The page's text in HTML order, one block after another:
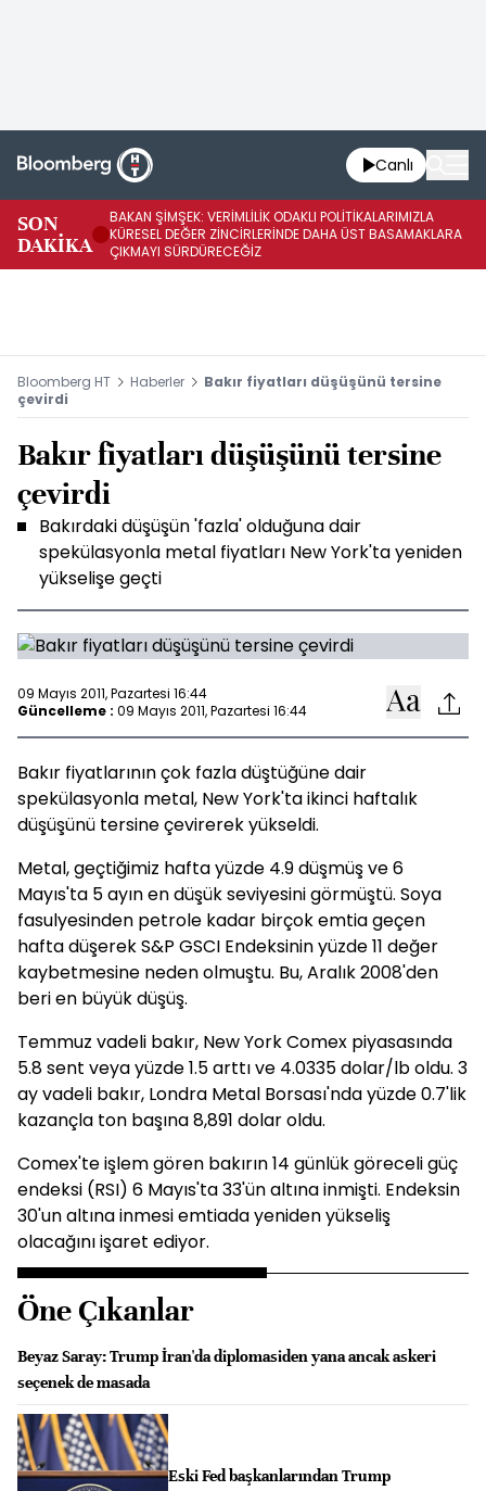
Canlı
SON
DAKİKA
BAKAN ŞİMŞEK: VERİMLİLİK ODAKLI POLİTİKALARIMIZLA
KÜRESEL DEĞER ZİNCİRLERİNDE DAHA ÜST BASAMAKLARA
ÇIKMAYI SÜRDÜRECEĞİZ
Bloomberg HT Haberler
Bakır fiyatları düşüşünü tersine
çevirdi
Bakır fiyatları düşüşünü tersine
çevirdi
Bakırdaki düşüşün 'fazla' olduğuna dair
spekülasyonla metal fiyatları New York'ta yeniden
yükselişe geçti
09 Mayıs 2011, Pazartesi 16:44
Güncelleme : 09 Mayıs 2011, Pazartesi 16:44
Bakır fiyatlarının çok fazla düştüğüne dair
spekülasyonla metal, New York'ta ikinci haftalık
düşüşünü tersine çevirerek yükseldi.
Metal, geçtiğimiz hafta yüzde 4.9 düşmüş ve 6
Mayıs'ta 5 ayın en düşük seviyesini görmüştü. Soya
fasulyesinden petrole kadar birçok emtia geçen
hafta düşerek S&P GSCI Endeksinin yüzde 11 değer
kaybetmesine neden olmuştu. Bu, Aralık 2008'den
beri en büyük düşüş.
Temmuz vadeli bakır, New York Comex piyasasında
5.8 sent veya yüzde 1.5 arttı ve 4.0335 dolar/lb oldu. 3
ay vadeli bakır, Londra Metal Borsası'nda yüzde 0.7'lik
kazançla ton başına 8,891 dolar oldu.
Comex'te işlem gören bakırın 14 günlük göreceli güç
endeksi (RSI) 6 Mayıs'ta 33'ün altına inmişti. Endeksin
30'un altına inmesi emtiada yeniden yükseliş
olacağını işaret ediyor.
Öne Çıkanlar
Beyaz Saray: Trump İran'da diplomasiden yana ancak askeri
seçenek de masada
Eski Fed başkanlarından Trump